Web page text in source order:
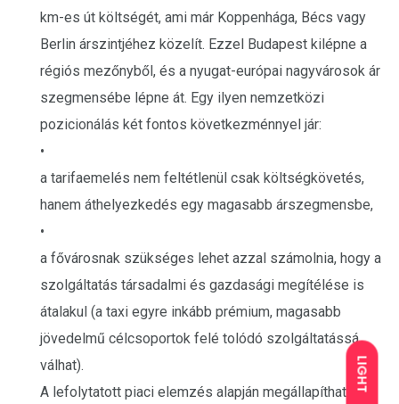
LIGHT
km-es út költségét, ami már Koppenhága, Bécs vagy
Berlin árszintjéhez közelít. Ezzel Budapest kilépne a
régiós mezőnyből, és a nyugat-európai nagyvárosok ár
szegmensébe lépne át. Egy ilyen nemzetközi
pozicionálás két fontos következménnyel jár:
•
a tarifaemelés nem feltétlenül csak költségkövetés,
hanem áthelyezkedés egy magasabb árszegmensbe,
•
a fővárosnak szükséges lehet azzal számolnia, hogy a
szolgáltatás társadalmi és gazdasági megítélése is
átalakul (a taxi egyre inkább prémium, magasabb
jövedelmű célcsoportok felé tolódó szolgáltatássá
válhat).
A lefolytatott piaci elemzés alapján megállapítható,